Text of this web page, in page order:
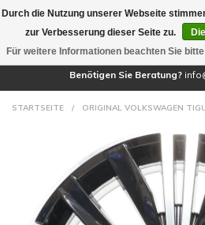
Benötigen Sie Beratung?
STARTSEITE / ORIGINAL VOLKSWAGEN
Durch die Nutzung unserer Webseite
zur Verbesserung dieser Seite zu.
Für weitere Informationen beachten Sie